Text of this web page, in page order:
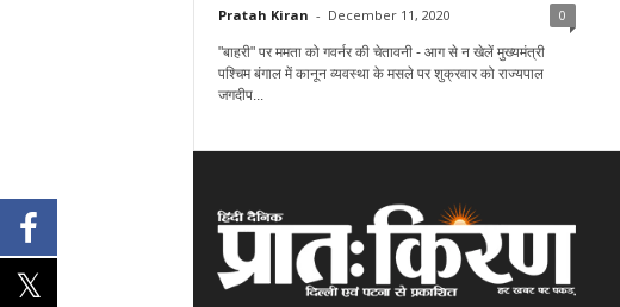
Pratah Kiran - December 11, 2020 0
"बाहरी" पर ममता को गवर्नर की चेतावनी - आग से न खेलें मुख्यमंत्री
पश्चिम बंगाल में कानून व्यवस्था के मसले पर शुक्रवार को राज्यपाल
जगदीप...